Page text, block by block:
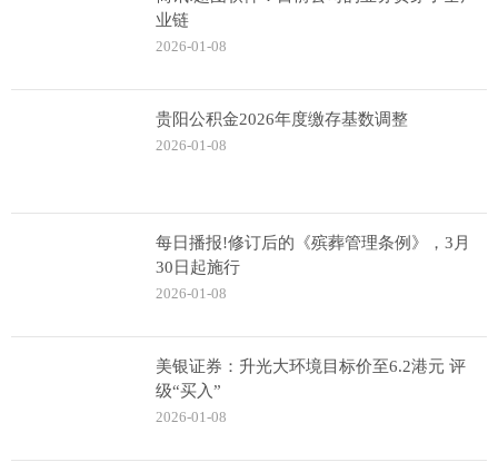
业链
2026-01-08
贵阳公积金2026年度缴存基数调整
2026-01-08
每日播报!修订后的《殡葬管理条例》，3月
30日起施行
2026-01-08
美银证券：升光大环境目标价至6.2港元 评
级“买入”
2026-01-08